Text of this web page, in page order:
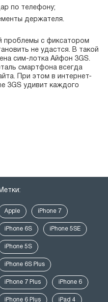
по телефону;
держателя.
проблемы с фиксатором
не удастся. В такой
сим-лотка Айфон 3GS.
смартфона всегда
При этом в интернет-
3GS удивит каждого
Apple iPhone 7
iPhone 6S iPhone 5SE
iPhone 5S
iPhone 6S Plus
iPhone 7 Plus iPhone 6
iPhone 6 Plus iPad 4